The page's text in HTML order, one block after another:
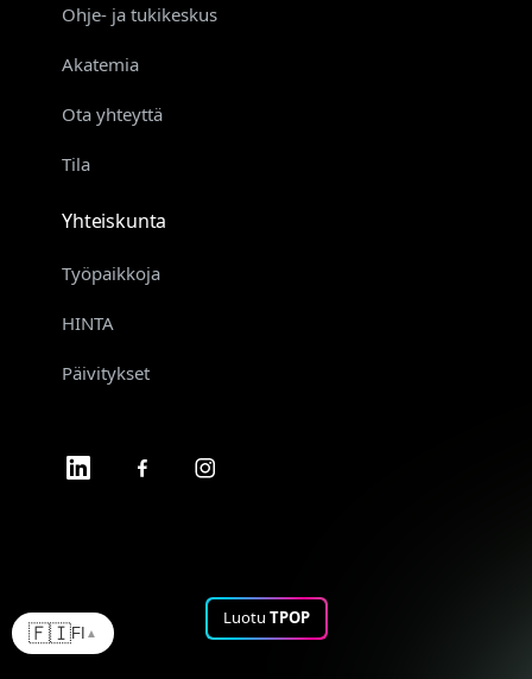
Ohje- ja tukikeskus
Akatemia
Ota yhteyttä
Tila
Yhteiskunta
Työpaikkoja
HINTA
Päivitykset
Luotu TPOP
🇫🇮FI ▲